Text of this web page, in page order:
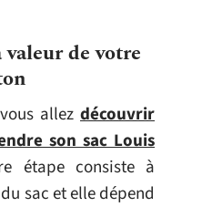
de votre
allez découvrir
son sac Louis
étape consiste à
sac et elle dépend